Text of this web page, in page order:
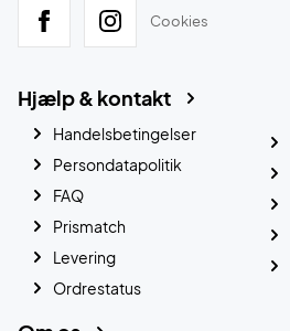
Cookies
Hjælp & kontakt
Handelsbetingelser
Persondatapolitik
FAQ
Prismatch
Levering
Ordrestatus